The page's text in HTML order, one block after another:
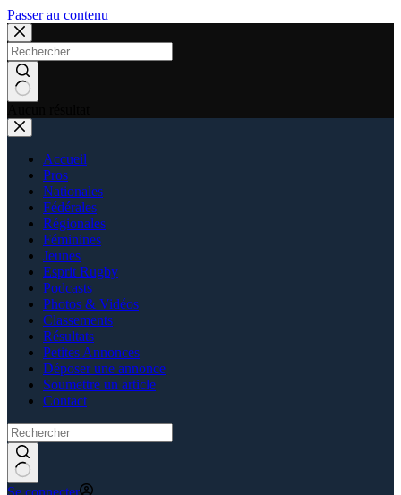
Passer au contenu
Accueil
Pros
Nationales
Fédérales
Régionales
Féminines
Jeunes
Esprit Rugby
Podcasts
Photos & Vidéos
Classements
Résultats
Petites Annonces
Déposer une annonce
Soumettre un article
Contact
Se connecter